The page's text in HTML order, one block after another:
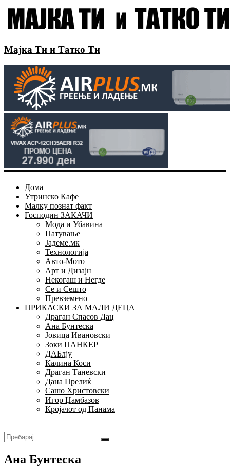
Мајка Ти и Татко Ти
Дома
Утринско Кафе
Малку познат факт
Господин ЗАКАЧИ
Мода и Убавина
Патување
Јадеме.мк
Технологија
Авто-Мото
Арт и Дизајн
Некогаш и Негде
Се и Сешто
Превземено
ПРИКАСКИ ЗА МАЛИ ДЕЦА
Драган Спасов Дац
Ана Бунтеска
Јовица Ивановски
Зоки ПАНКЕР
ДАБлју
Калина Коси
Драган Таневски
Дана Прелиќ
Сашо Христовски
Игор Џамбазов
Кројачот од Панама
Ана Бунтеска